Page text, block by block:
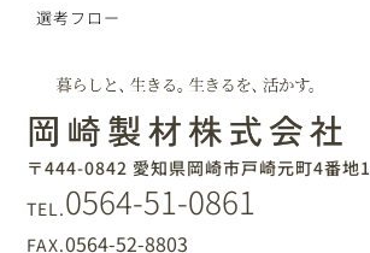
選考フロー
〒444-0842 愛知県岡崎市戸崎元町4番地1
TEL.0564-51-0861
FAX.0564-52-8803